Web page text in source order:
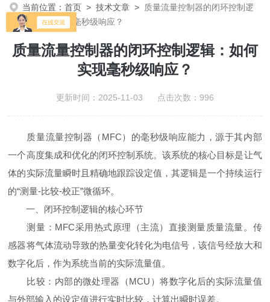
当前位置：首页 >技术文章 > 质量流量控制器的闭环控制逻
辑：如何实现毫秒级响应？
质量流量控制器的闭环控制逻辑：如何
实现毫秒级响应？
更新时间：2025-11-03 点击次数：996
质量流量控制器（MFC）的毫秒级响应能力，源于其内部
一个高度集成和优化的闭环控制系统。该系统的核心目标是让气
体的实际流量瞬时且精确地跟踪设定值，其逻辑是一个持续运行
的“测量-比较-校正”微循环。
一、闭环控制逻辑的核心环节
测量：MFC采用热式原理（主流）直接测量质量流量。传
感器将气体流动导致的热量变化转化为电信号，该信号经放大和
数字化后，作为系统当前的实际流量值。
比较：内部的微处理器（MCU）将数字化后的实际流量值
与外部输入的设定值进行实时比较，计算出瞬时误差。